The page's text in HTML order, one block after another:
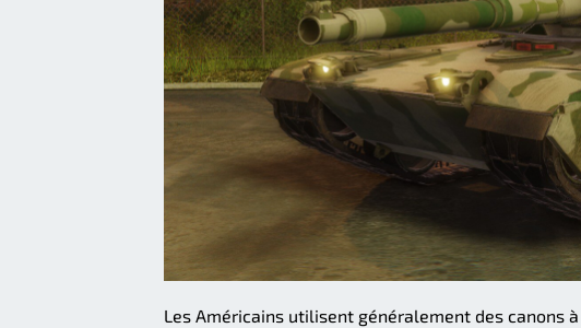
Les Américains utilisent généralement des canons